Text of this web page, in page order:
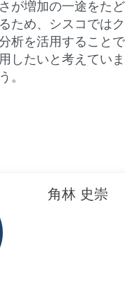
が増加の一途をた
ため、シスコでは
析を活用すること
したいと考えてい
。
角林 史崇